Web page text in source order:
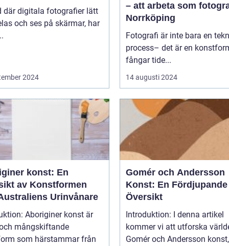
där digitala fotografier lätt
och ses på skärmar, har
2024
– att arbeta som
Norrköping
Fotografi är inte bara en
process– det är en
fångar tide...
14 augusti 2024
konst: En
av Konstformen
Urinvånare
Aboriginer konst är
mångskiftande
som härstammar från
Gomér och Andersson
Konst: En Fördjupande
Översikt
Introduktion: I denna artikel
kommer vi att utforska
Gomér och Andersson